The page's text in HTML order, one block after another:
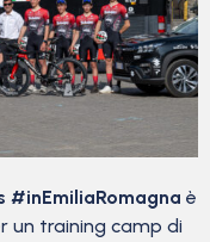
#inEmiliaRomagna è
un training camp di